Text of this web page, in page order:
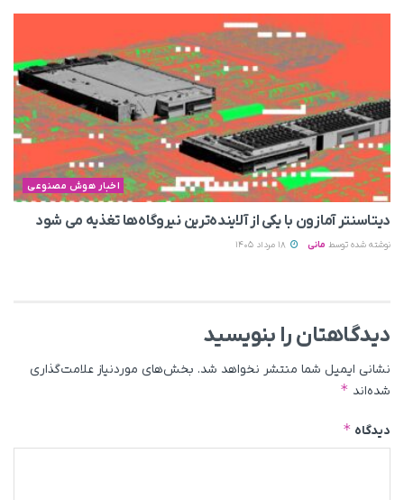
اخبار هوش مصنوعی
دیتاسنتر آمازون با یکی از آلاینده‌ترین نیروگاه‌ها تغذیه می‌ شود
نوشته شده توسط مانی
دیدگاهتان را بنویسید
نشانی ایمیل شما منتشر نخواهد شد. بخش‌های موردنیاز علامت‌گذاری
شده‌اند *
دیدگاه *